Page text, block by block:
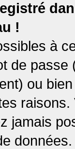
!
à
de
ou
jamais